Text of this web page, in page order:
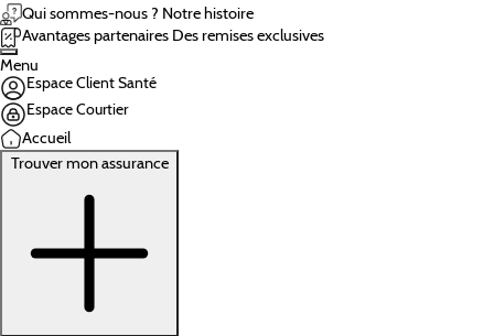
Qui sommes-nous ? Notre histoire
Avantages partenaires Des remises exclusives
Menu
Espace Client Santé
Espace Courtier
Accueil
Trouver mon assurance